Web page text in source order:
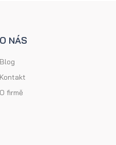
O NÁS
Blog
Kontakt
O firmě